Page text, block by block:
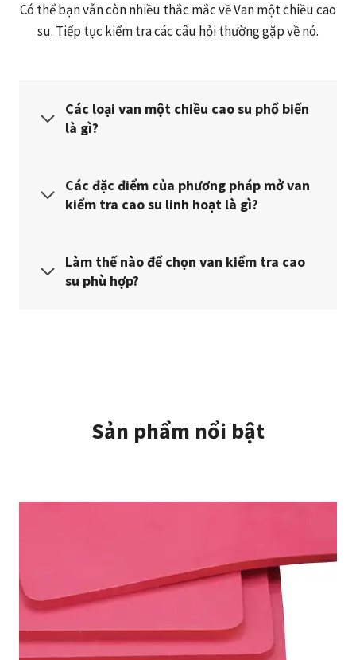
Có thể bạn vẫn còn nhiều thắc mắc về Van một chiều cao
su. Tiếp tục kiểm tra các câu hỏi thường gặp về nó.
Các loại van một chiều cao su phổ biến
là gì?
Các đặc điểm của phương pháp mở van
kiểm tra cao su linh hoạt là gì?
Làm thế nào để chọn van kiểm tra cao
su phù hợp?
Sản phẩm nổi bật